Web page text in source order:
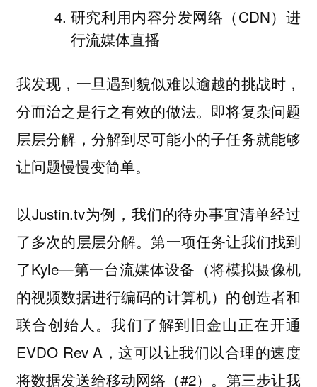
研究利用内容分发网络（CDN）进
行流媒体直播
我发现，一旦遇到貌似难以逾越的挑战时，
分而治之是行之有效的做法。即将复杂问题
层层分解，分解到尽可能小的子任务就能够
让问题慢慢变简单。
以Justin.tv为例，我们的待办事宜清单经过
了多次的层层分解。第一项任务让我们找到
了Kyle—第一台流媒体设备（将模拟摄像机
的视频数据进行编码的计算机）的创造者和
联合创始人。我们了解到旧金山正在开通
EVDO Rev A，这可以让我们以合理的速度
将数据发送给移动网络（#2）。第三步让我